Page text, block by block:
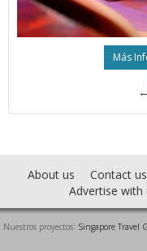
Más
←
About us Contact us
Advertise with
Nuestros proyectos: Singapore Travel